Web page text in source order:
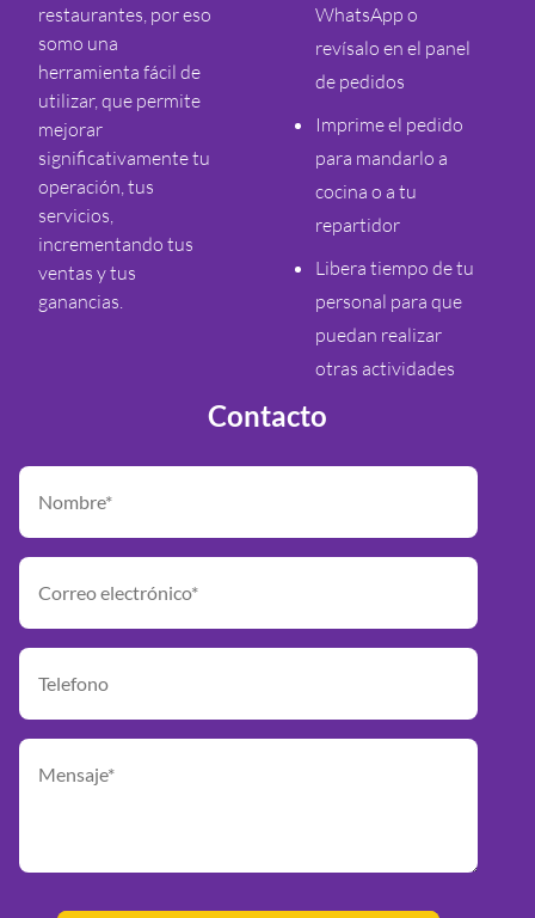
restaurantes, por eso
somo una
herramienta fácil de
utilizar, que permite
mejorar
significativamente tu
operación, tus
servicios,
incrementando tus
ventas y tus
ganancias.
WhatsApp o
revísalo en el panel
de pedidos
Imprime el pedido
para mandarlo a
cocina o a tu
repartidor
Libera tiempo de tu
personal para que
puedan realizar
otras actividades
Contacto